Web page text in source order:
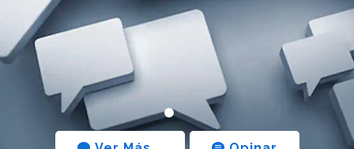
revisión de propia caja, encontrando y
reparando la falla en mi auto. Los
recomiendo ampliamente.